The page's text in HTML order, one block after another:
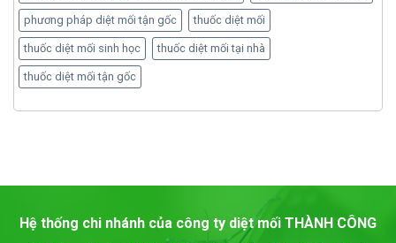
phương pháp diệt mối tận gốc thuốc diệt mối
thuốc diệt mối sinh học thuốc diệt mối tại nhà
thuốc diệt mối tận gốc
Hệ thống chi nhánh của công ty diệt mối THÀNH CÔNG